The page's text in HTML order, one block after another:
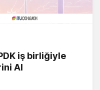
iş birliğiyle
Al